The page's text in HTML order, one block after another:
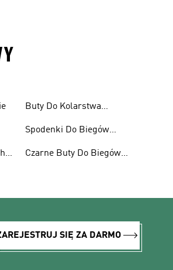
Buty Do Kolarstwa
Spodenki Do Biegów
Czarne Buty Do Biegów
SIĘ ZA DARMO